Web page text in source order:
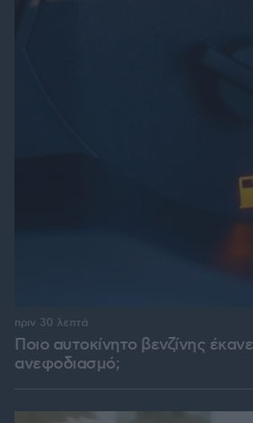
Ποιο αυτοκίνητο βενζίνης
ανεφοδιασμό;
πριν 30 λεπτά